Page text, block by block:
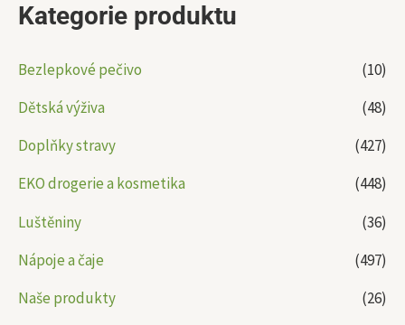
Kategorie produktu
Bezlepkové pečivo
(10)
Dětská výživa
(48)
Doplňky stravy
(427)
EKO drogerie a kosmetika
(448)
Luštěniny
(36)
Nápoje a čaje
(497)
Naše produkty
(26)